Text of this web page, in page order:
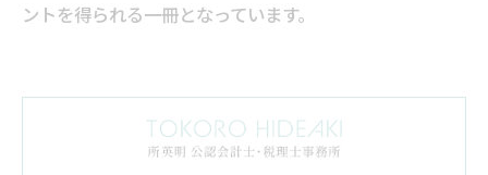
ントを得られる一冊となっています。